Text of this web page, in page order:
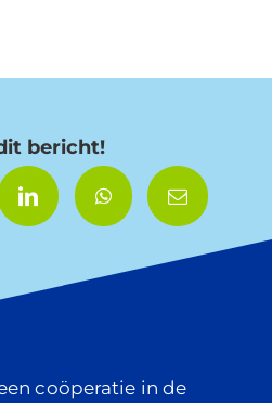
bericht!
coöperatie in de